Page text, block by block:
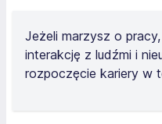
Jeżeli marzysz o
interakcję z ludźmi i
rozpoczęcie kariery w